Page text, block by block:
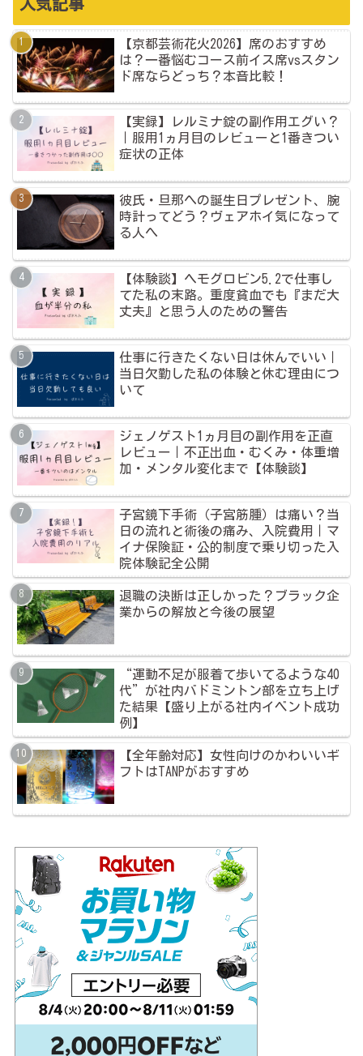
人気記事
【京都芸術花火2026】席のおすすめ
は？一番悩むコース前イス席vsスタン
ド席ならどっち？本音比較！
【実録】レルミナ錠の副作用エグい？
｜服用1ヵ月目のレビューと1番きつい
症状の正体
彼氏・旦那への誕生日プレゼント、腕
時計ってどう？ヴェアホイ気になって
る人へ
【体験談】ヘモグロビン5.2で仕事し
てた私の末路。重度貧血でも『まだ大
丈夫』と思う人のための警告
仕事に行きたくない日は休んでいい｜
当日欠勤した私の体験と休む理由につ
いて
ジェノゲスト1ヵ月目の副作用を正直
レビュー｜不正出血・むくみ・体重増
加・メンタル変化まで【体験談】
子宮鏡下手術（子宮筋腫）は痛い？当
日の流れと術後の痛み、入院費用｜マ
イナ保険証・公的制度で乗り切った入
院体験記全公開
退職の決断は正しかった？ブラック企
業からの解放と今後の展望
“運動不足が服着て歩いてるような40
代”が社内バドミントン部を立ち上げ
た結果【盛り上がる社内イベント成功
例】
【全年齢対応】女性向けのかわいいギ
フトはTANPがおすすめ